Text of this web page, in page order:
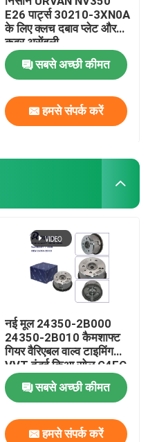
E26 पार्ट्स 30210-3XN0A
के लिए क्लच दबाव प्लेट और
कवर असेंबली
सबसे अच्छी कीमत
हमसे संपर्क करें
नई मूल 24350-2B000
24350-2B010 कैमशाफ्ट
गियर वैरिएबल वाल्व टाइमिंग
VVT हुंडई किआ सोल G4FC
टाइमिंग चेन किट के लिए
Sprocketसबसे अच्छी कीमत
हमसे संपर्क करें